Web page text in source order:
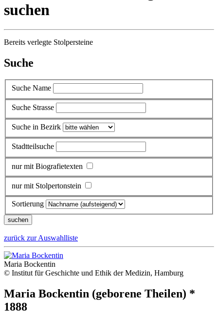
suchen
Bereits verlegte Stolpersteine
Suche
Suche Name
Suche Strasse
Suche in Bezirk
Stadtteilsuche
nur mit Biografietexten
nur mit Stolpertonstein
Sortierung
zurück zur Auswahlliste
Maria Bockentin
© Institut für Geschichte und Ethik der Medizin, Hamburg
Maria Bockentin (geborene Theilen) *
1888